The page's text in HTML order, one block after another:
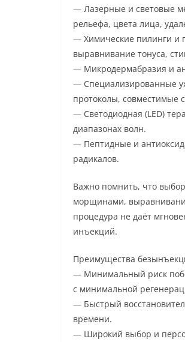
— Лазерные и световые
рельефа, цвета лица,
— Химические пилинги и
выравнивание тонуса,
— Микродермабразия и
— Специализированные
протоколы, совместимые
— Светодиодная (LED)
диапазонах волн.
— Пептидные и
радикалов.
Важно помнить, что
морщинами,
процедура не даёт
инъекций.
Преимущества
— Минимальный риск
с минимальной
— Быстрый
времени.
— Широкий выбор и